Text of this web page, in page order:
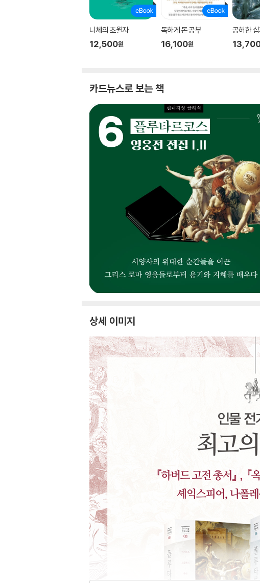
니체의 초월자
12,500원
독하게 돈 공부
16,100원
공허한
카드뉴스로 보는 책
상세 이미지